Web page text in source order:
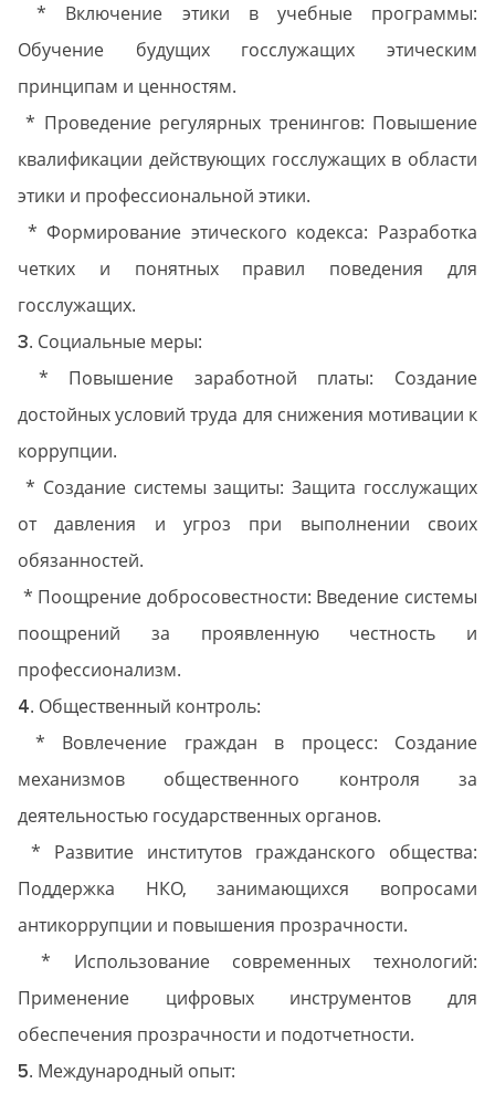
* Включение этики в учебные программы:
Обучение будущих госслужащих этическим
принципам и ценностям.
* Проведение регулярных тренингов: Повышение
квалификации действующих госслужащих в области
этики и профессиональной этики.
* Формирование этического кодекса: Разработка
четких и понятных правил поведения для
госслужащих.
3. Социальные меры:
* Повышение заработной платы: Создание
достойных условий труда для снижения мотивации к
коррупции.
* Создание системы защиты: Защита госслужащих
от давления и угроз при выполнении своих
обязанностей.
* Поощрение добросовестности: Введение системы
поощрений за проявленную честность и
профессионализм.
4. Общественный контроль:
* Вовлечение граждан в процесс: Создание
механизмов общественного контроля за
деятельностью государственных органов.
* Развитие институтов гражданского общества:
Поддержка НКО, занимающихся вопросами
антикоррупции и повышения прозрачности.
* Использование современных технологий:
Применение цифровых инструментов для
обеспечения прозрачности и подотчетности.
5. Международный опыт: